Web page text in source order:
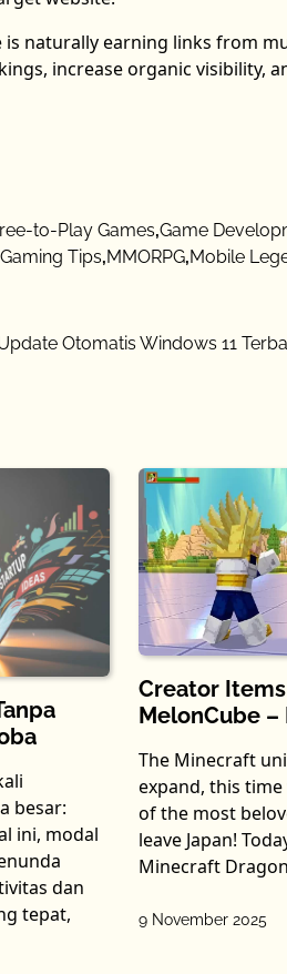
naturally earning links from
increase organic visibility,
to-Play Games,Game
Gaming Tips,MMORPG,Mobile
Otomatis Windows 11
besar:
ini, modal
dan
tepat,
Creator
MelonCube –
The Minecraft
expand, this
of the most
leave Japan!
Minecraft
9 November 2025